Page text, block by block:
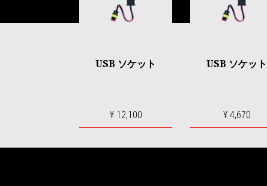
USB ソケット
¥ 12,100
USB ソケット
¥ 4,670